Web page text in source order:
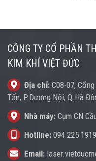
CÔNG TY CỔ PHẦN
KIM KHÍ VIỆT ĐỨC
Địa chỉ: C08-07,
Tấn, P.Dương Nội, Q.Hà
Nhà máy: Cụm CN
Hotline: 094 225 1919
Email: